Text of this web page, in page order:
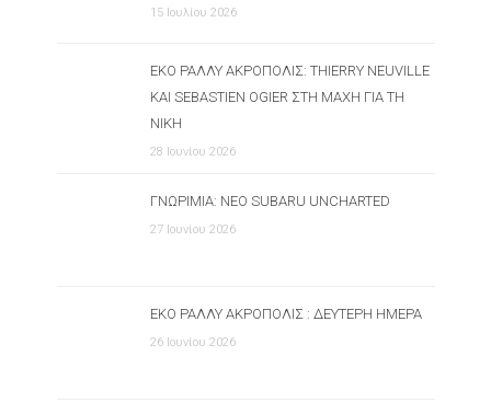
15 Ιουλίου 2026
ΕΚΟ ΡΆΛΛΥ ΑΚΡΌΠΟΛΙΣ: THIERRY NEUVILLE
ΚΑΙ SEBASTIEN OGIER ΣΤΗ ΜΆΧΗ ΓΙΑ ΤΗ
ΝΊΚΗ
28 Ιουνίου 2026
ΓΝΩΡΙΜΊΑ: ΝΈΟ SUBARU UNCHARTED
27 Ιουνίου 2026
ΕΚΟ ΡΆΛΛΥ ΑΚΡΌΠΟΛΙΣ : ΔΕΎΤΕΡΗ ΗΜΈΡΑ
26 Ιουνίου 2026